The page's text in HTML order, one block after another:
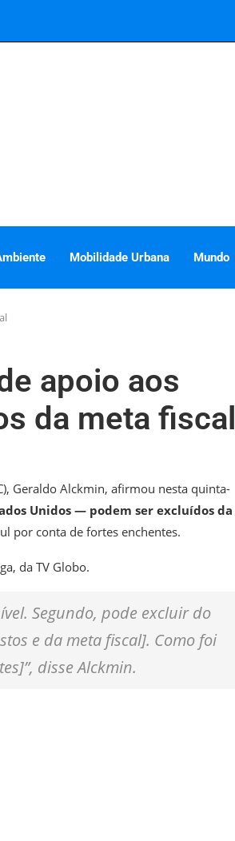
Mobilidade Urbana Mundo
apoio aos
da meta fiscal
Geraldo Alckmin, afirmou nesta quinta-
Unidos — podem ser excluídos da
por conta de fortes enchentes.
da TV Globo.
Segundo, pode excluir do
e da meta fiscal]. Como foi
disse Alckmin.